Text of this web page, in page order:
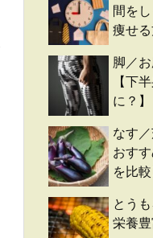
間を
痩せる
脚／
【下
に？】
なす
おす
を比較
とう
栄養豊